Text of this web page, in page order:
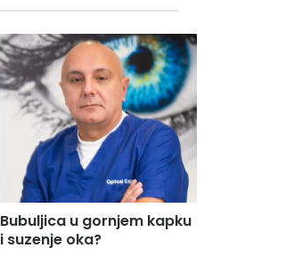
Bubuljica u gornjem kapku
i suzenje oka?